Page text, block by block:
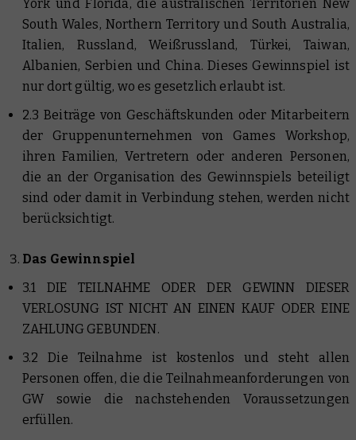
York und Florida, die australischen Territorien New
South Wales, Northern Territory und South Australia,
Italien, Russland, Weißrussland, Türkei, Taiwan,
Albanien, Serbien und China. Dieses Gewinnspiel ist
nur dort gültig, wo es gesetzlich erlaubt ist.
2.3 Beiträge von Geschäftskunden oder Mitarbeitern
der Gruppenunternehmen von Games Workshop,
ihren Familien, Vertretern oder anderen Personen,
die an der Organisation des Gewinnspiels beteiligt
sind oder damit in Verbindung stehen, werden nicht
berücksichtigt.
Das Gewinnspiel
3.1 DIE TEILNAHME ODER DER GEWINN DIESER
VERLOSUNG IST NICHT AN EINEN KAUF ODER EINE
ZAHLUNG GEBUNDEN.
3.2 Die Teilnahme ist kostenlos und steht allen
Personen offen, die die Teilnahmeanforderungen von
GW sowie die nachstehenden Voraussetzungen
erfüllen.